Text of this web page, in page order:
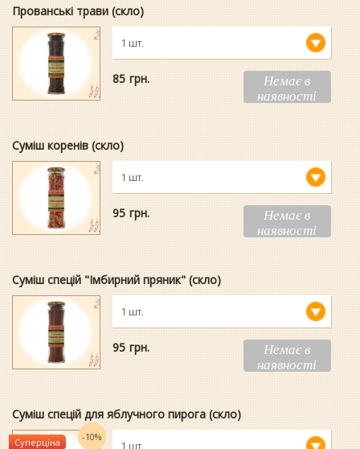
Прованські трави (скло)
1 шт.
85 гpн.
Немає в
наявності
Суміш коренів (скло)
1 шт.
95 гpн.
Немає в
наявності
Суміш спецій "Імбирний пряник" (скло)
1 шт.
95 гpн.
Немає в
наявності
Суміш спецій для яблучного пирога (скло)
Суперціна -10%
1 шт.